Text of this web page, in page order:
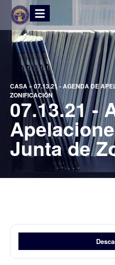
CASA»07.13.21 - AGENDA DE
ZONIFICACIÓN
07.13.21 -
Junta de